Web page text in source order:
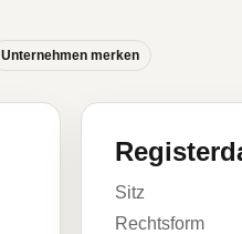
Unternehmen merken
Sitz
Rechtsform